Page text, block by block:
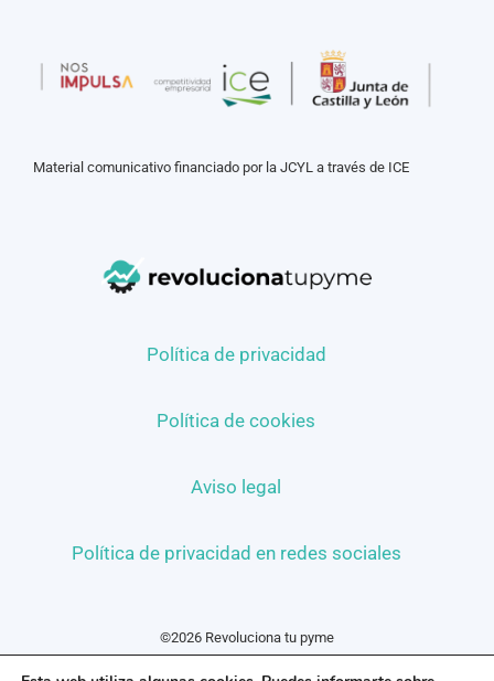
Material comunicativo financiado por la JCYL a través de ICE
Política de privacidad
Política de cookies
Aviso legal
Política de privacidad en redes sociales
©2026 Revoluciona tu pyme